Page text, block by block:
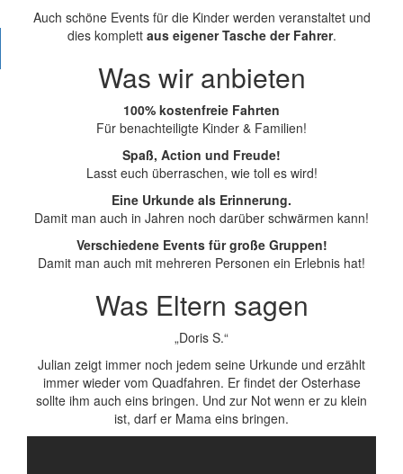
Auch schöne Events für die Kinder werden veranstaltet und
dies komplett aus eigener Tasche der Fahrer.
Was wir anbieten
100% kostenfreie Fahrten
Für benachteiligte Kinder & Familien!
Spaß, Action und Freude!
Lasst euch überraschen, wie toll es wird!
Eine Urkunde als Erinnerung.
Damit man auch in Jahren noch darüber schwärmen kann!
Verschiedene Events für große Gruppen!
Damit man auch mit mehreren Personen ein Erlebnis hat!
Was Eltern sagen
„Doris S.“
Julian zeigt immer noch jedem seine Urkunde und erzählt
immer wieder vom Quadfahren. Er findet der Osterhase
sollte ihm auch eins bringen. Und zur Not wenn er zu klein
ist, darf er Mama eins bringen.